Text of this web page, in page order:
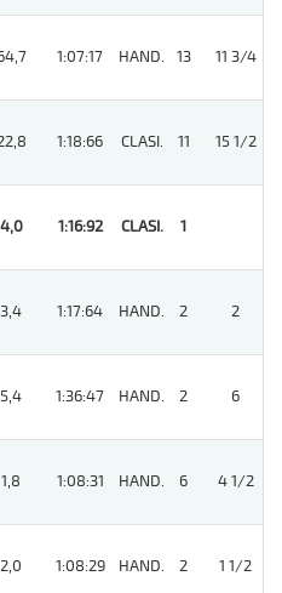
1:07:17 HAND. 13 11 3/4
1:18:66 CLASI. 11 15 1/2
4,0 1:16:92 CLASI. 1
3,4 1:17:64 HAND. 2 2
5,4 1:36:47 HAND. 2 6
1,8 1:08:31 HAND. 6 4 1/2
2,0 1:08:29 HAND. 2 1 1/2